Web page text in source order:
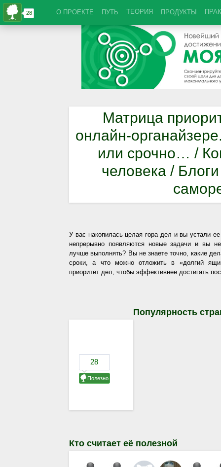
О ПРОЕКТЕ ПУТЬ ТЕОРИЯ ПРОДУКТЫ
Матрица
онлайн-
или срочно… /
человека /
У вас накопилась целая гора дел и вы устали ее
непрерывно появляются новые задачи и вы
лучше выполнять? Вы не знаете точно, какие
сроки, а что можно отложить в «долгий
приоритет дел, чтобы эффективнее достигать
Популярность
Кто считает её полезной